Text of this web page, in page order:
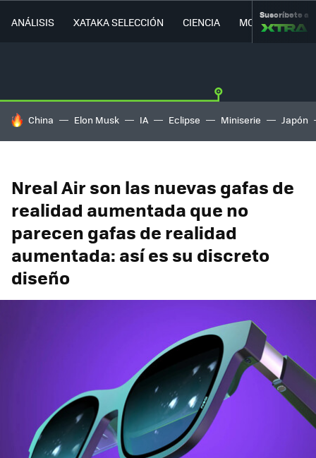
ANÁLISIS XATAKA SELECCIÓN CIENCIA MOVILIDAD
Suscríbete a
HOY SE HABLA DE
China Elon Musk IA Eclipse Miniserie Japón
Nreal Air son las nuevas gafas de
realidad aumentada que no
parecen gafas de realidad
aumentada: así es su discreto
diseño